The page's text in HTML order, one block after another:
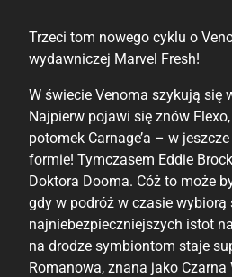
Trzeci tom nowego cyklu o
wydawniczej Marvel Fresh!
W świecie Venoma szykują się
Najpierw pojawi się znów
potomek Carnage’a – w
formie! Tymczasem Eddie
Doktora Dooma. Cóż to może
gdy w podróż w czasie wybiorą
najniebezpieczniejszych istot
na drodze symbiontom staje
Romanowa, znana jako Czarna